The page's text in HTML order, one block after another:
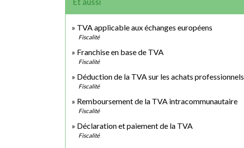
TVA applicable aux échanges européens
Fiscalité
Franchise en base de TVA
Fiscalité
Déduction de la TVA sur les achats professionnels
Fiscalité
Remboursement de la TVA intracommunautaire
Fiscalité
Déclaration et paiement de la TVA
Fiscalité